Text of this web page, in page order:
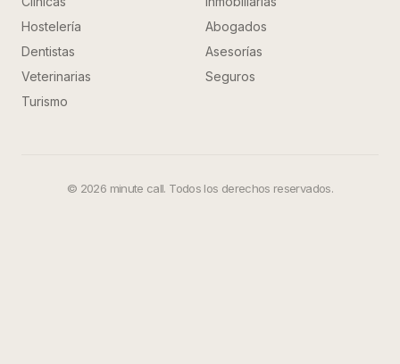
Hostelería
Abogados
Dentistas
Asesorías
Veterinarias
Seguros
Turismo
© 2026 minute call. Todos los derechos reservados.